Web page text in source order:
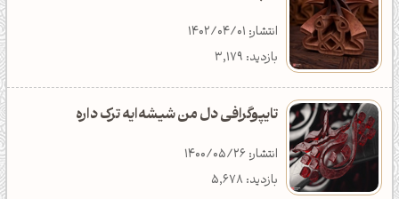
انتشار: 1402/04/01
بازدید: 3,179
تایپوگرافی دل من شیشه‌ایه ترک داره
انتشار: 1400/05/26
بازدید: 5,678